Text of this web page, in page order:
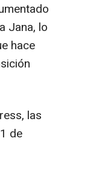
Jana, lo
hace
las
de